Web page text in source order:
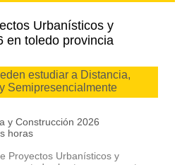
Urbanísticos y
en toledo provincia
estudiar a Distancia,
Semipresencialmente
y Construcción 2026
horas
Proyectos Urbanísticos y